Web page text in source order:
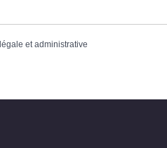
et administrative